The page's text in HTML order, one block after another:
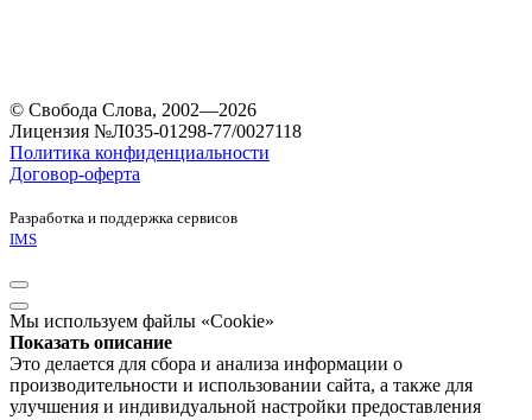
© Свобода Слова, 2002—2026
Лицензия №Л035-01298-77/0027118
Политика конфиденциальности
Договор-оферта
Разработка и поддержка сервисов
IMS
Мы используем файлы «Cookie»
Показать описание
Это делается для сбора и анализа информации о
производительности и использовании сайта, а также для
улучшения и индивидуальной настройки предоставления